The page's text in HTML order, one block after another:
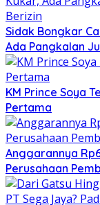
Sidak Bongkar
Ada Pangkalan
KM Prince Soya
Pertama
Anggarannya
Perusahaan